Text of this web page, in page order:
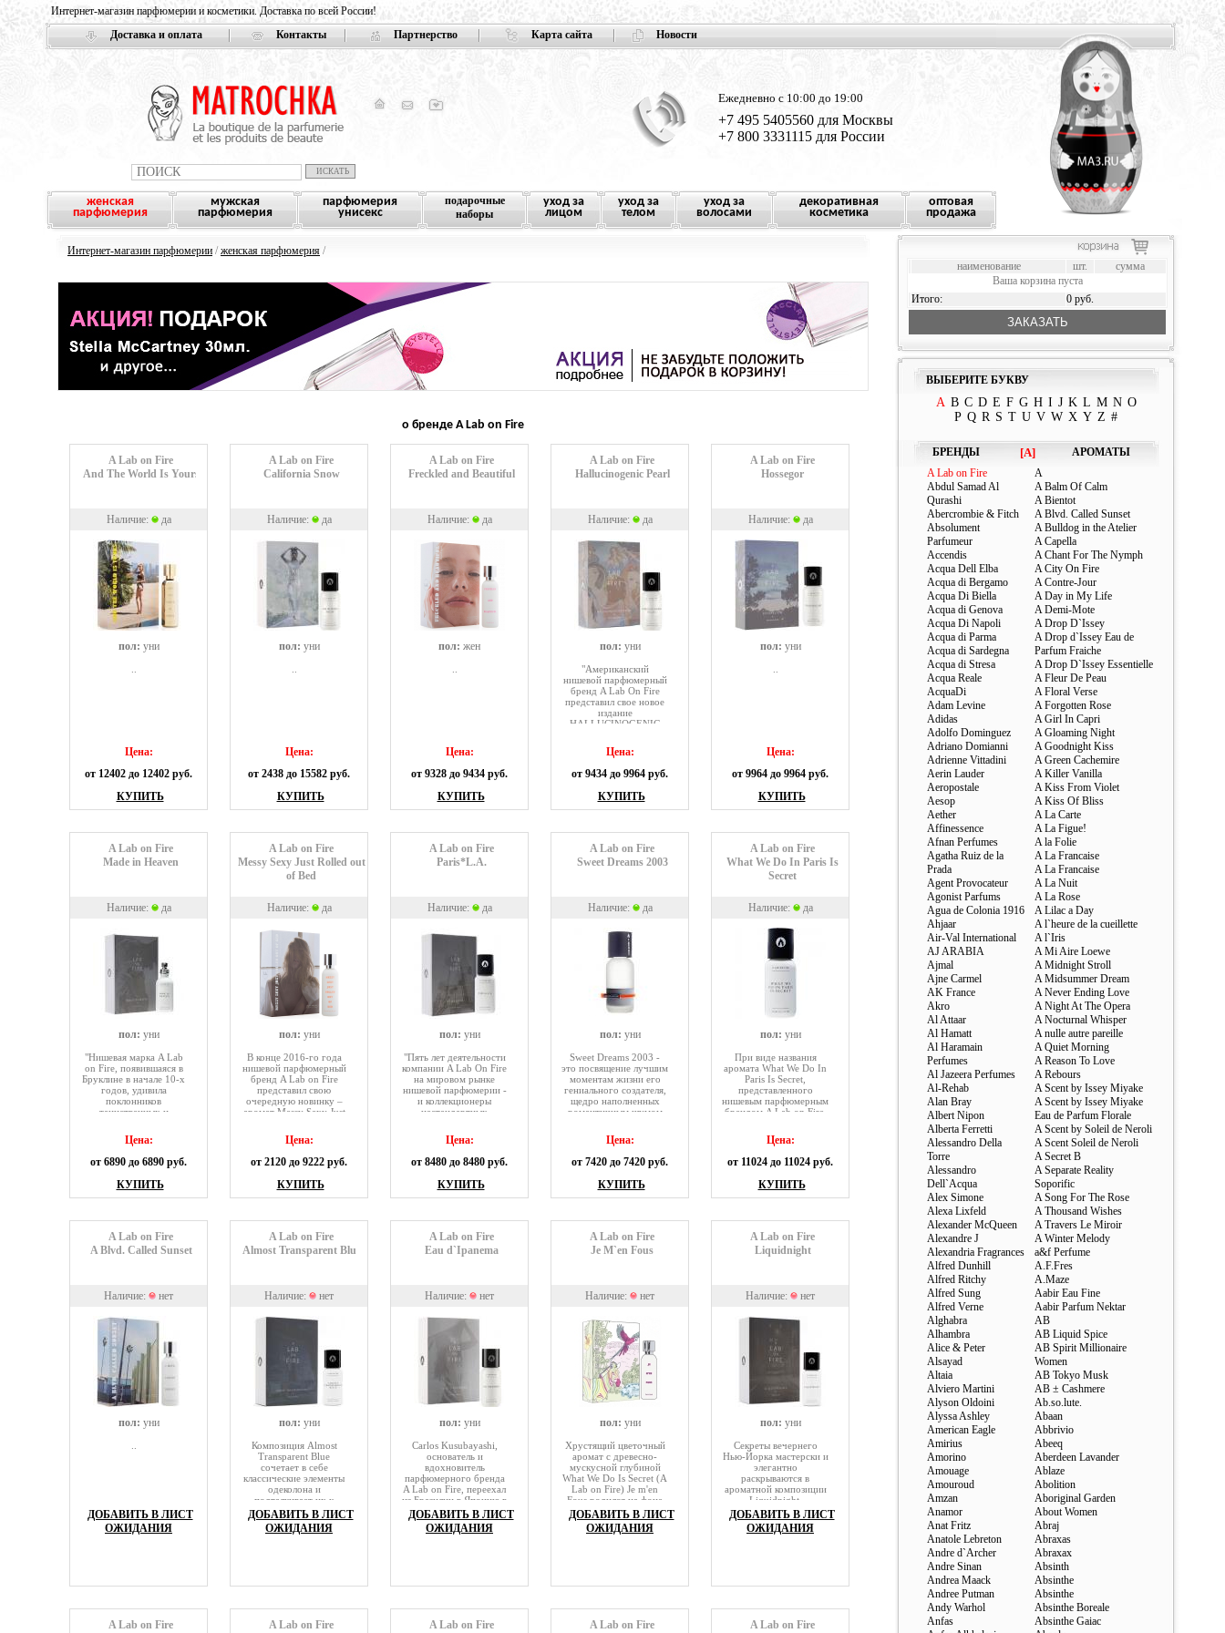
Интернет-магазин парфюмерии и косметики. Доставка по всей России!
Доставка и оплата
Контакты Партнерство Карта сайта Новости
Ежедневно с 10:00 до 19:00
+7 495 5405560 для Москвы
+7 800 3331115 для России
женская
парфюмерия
мужская
парфюмерия
парфюмерия
унисекс
подарочные
наборы
уход за
лицом
уход за
телом
уход за
волосами
декоративная
косметика
оптовая
продажа
Интернет-магазин парфюмерии /женская парфюмерия /
о бренде A Lab on Fire
A Lab on Fire
And The World Is Yours
Наличие: да
пол: уни
Цена:
от 12402 до 12402 руб.
КУПИТЬ
A Lab on Fire
California Snow
Наличие: да
пол: уни
Цена:
от 2438 до 15582 руб.
КУПИТЬ
A Lab on Fire
Freckled and Beautiful
Наличие: да
пол: жен
Цена:
от 9328 до 9434 руб.
КУПИТЬ
A Lab on Fire
Hallucinogenic Pearl
Наличие: да
пол: уни
"Американский
нишевой парфюмерный
бренд A Lab On Fire
представил свое новое
издание
HALLUCINOGENIC
на рынок в начале
2018-го года, этот
интригующий аромат
анонсирован как
винтажный,
навевающий яркие
ночах там, где время
практически
остановилось, о ночах,
проведенных в
разработана Emilie
Цена:
от 9434 до 9964 руб.
КУПИТЬ
A Lab on Fire
Hossegor
Наличие: да
пол: уни
Цена:
от 9964 до 9964 руб.
КУПИТЬ
A Lab on Fire
Made in Heaven
Наличие: да
пол: уни
"Нишевая марка A Lab
on Fire, появившаяся в
Бруклине в начале 10-х
годов, удивила
поклонников
таинственных и
парфюмов унисекс-
композицией Made in
Heaven. Флакон
парфюма - сама
индустриальный дизайн
и контрастирует с
легкости"" аромата, и в
то же время дополняет
ее за счет ""невинного""
белого цвета и гладкой
Цена:
от 6890 до 6890 руб.
КУПИТЬ
A Lab on Fire
Messy Sexy Just Rolled out
of Bed
Наличие: да
пол: уни
В конце 2016-го года
нишевой парфюмерный
бренд A Lab on Fire
представил свою
очередную новинку –
аромат Messy Sexy Just
Основатель и
вдохновитель бренда
Карлос Куцубаяши,
вдохновившись
Мэрилин Монро 1961-
го года, на которых
своей постели, пожелал
разработать такой
аромат, который смог
бы передать ощущение
Цена:
от 2120 до 9222 руб.
КУПИТЬ
A Lab on Fire
Paris*L.A.
Наличие: да
пол: уни
"Пять лет деятельности
компании A Lab On Fire
на мировом рынке
нишевой парфюмерии -
и коллекционеры
нестандартных
проникнуться новым
букетом Paris*L.A.
Цена:
от 8480 до 8480 руб.
КУПИТЬ
A Lab on Fire
Sweet Dreams 2003
Наличие: да
пол: уни
Sweet Dreams 2003 -
это посвящение лучшим
моментам жизни его
гениального создателя,
щедро наполненных
романтичным шумом
обволакивающим
теплом солнца,
пронзительным криком
чаек и чарующим
Средиземноморья. Все
эмоции, многогранные
воспоминания
неподражаемого
Тьерри в целости и
сохранности сберегает
Цена:
от 7420 до 7420 руб.
КУПИТЬ
A Lab on Fire
What We Do In Paris Is
Secret
Наличие: да
пол: уни
При виде названия
аромата What We Do In
Paris Is Secret,
представленного
нишевым парфюмерным
брендом A Lab on Fire,
некой эзотерической
композиции, способной
шокировать ваших
знакомых и коллег,
в умах случайных
прохожих. Но
далека от ожиданий.
Цена:
от 11024 до 11024 руб.
КУПИТЬ
A Lab on Fire
A Blvd. Called Sunset
Наличие: нет
пол: уни
ДОБАВИТЬ В ЛИСТ
ОЖИДАНИЯ
A Lab on Fire
Almost Transparent Blue
Наличие: нет
пол: уни
Композиция Almost
Transparent Blue
сочетает в себе
классические элементы
одеколона и
подталкивает их к
созданию
футуристического
городского цитруса с
прозрачны, а
остаются хрустящими и
искрящимися на
ДОБАВИТЬ В ЛИСТ
ОЖИДАНИЯ
A Lab on Fire
Eau d`Ipanema
Наличие: нет
пол: уни
Carlos Kusubayashi,
основатель и
вдохновитель
парфюмерного бренда
A Lab on Fire, переехал
из Бразилии в Японию в
раннем возрасте,
поэтому у него не было
особенных
отцом, сделанную на
де-Жанейро.
ДОБАВИТЬ В ЛИСТ
ОЖИДАНИЯ
A Lab on Fire
Je M`en Fous
Наличие: нет
пол: уни
Хрустящий цветочный
аромат с древесно-
мускусной глубиной
What We Do Is Secret (A
Lab on Fire) Je m'en
Fous родился на фоне
краткого путешествия в
Санта-Монику. Там, где
всё оживлённо светом
ДОБАВИТЬ В ЛИСТ
ОЖИДАНИЯ
A Lab on Fire
Liquidnight
Наличие: нет
пол: уни
Секреты вечернего
Нью-Йорка мастерски и
элегантно
раскрываются в
ароматной композиции
Liquidnight,
выпущенной нишевым
брендом Lab On Fire.
Спокойный и
на свет скрытые,
тайны.
ДОБАВИТЬ В ЛИСТ
ОЖИДАНИЯ
A Lab on Fire
A Lab on Fire
A Lab on Fire
A Lab on Fire
A Lab on Fire
наименование шт.
сумма
Ваша корзина пуста
Итого:
0 руб.
ЗАКАЗАТЬ
ВЫБЕРИТЕ БУКВУ
A B C D E F G H I J K L M N O
P Q R S T U V W X Y Z #
БРЕНДЫ [A]
АРОМАТЫ
A Lab on Fire
Abdul Samad Al
Qurashi
Abercrombie & Fitch
Absolument
Parfumeur
Accendis
Acqua Dell Elba
Acqua di Bergamo
Acqua Di Biella
Acqua di Genova
Acqua Di Napoli
Acqua di Parma
Acqua di Sardegna
Acqua di Stresa
Acqua Reale
AcquaDi
Adam Levine
Adidas
Adolfo Dominguez
Adriano Domianni
Adrienne Vittadini
Aerin Lauder
Aeropostale
Aesop
Aether
Affinessence
Afnan Perfumes
Agatha Ruiz de la
Prada
Agent Provocateur
Agonist Parfums
Agua de Colonia 1916
Ahjaar
Air-Val International
AJ ARABIA
Ajmal
Ajne Carmel
AK France
Akro
Al Attaar
Al Hamatt
Al Haramain
Perfumes
Al Jazeera Perfumes
Al-Rehab
Alan Bray
Albert Nipon
Alberta Ferretti
Alessandro Della
Torre
Alessandro
Dell`Acqua
Alex Simone
Alexa Lixfeld
Alexander McQueen
Alexandre J
Alexandria Fragrances
Alfred Dunhill
Alfred Ritchy
Alfred Sung
Alfred Verne
Alghabra
Alhambra
Alice & Peter
Alsayad
Altaia
Alviero Martini
Alyson Oldoini
Alyssa Ashley
American Eagle
Amirius
Amorino
Amouage
Amouroud
Amzan
Anamor
Anat Fritz
Anatole Lebreton
Andre d`Archer
Andre Sinan
Andrea Maack
Andree Putman
Andy Warhol
Anfas
A
A Balm Of Calm
A Bientot
A Blvd. Called Sunset
A Bulldog in the Atelier
A Capella
A Chant For The Nymph
A City On Fire
A Contre-Jour
A Day in My Life
A Demi-Mote
A Drop D`Issey
A Drop d`Issey Eau de
Parfum Fraiche
A Drop D`Issey Essentielle
A Fleur De Peau
A Floral Verse
A Forgotten Rose
A Girl In Capri
A Gloaming Night
A Goodnight Kiss
A Green Cachemire
A Killer Vanilla
A Kiss From Violet
A Kiss Of Bliss
A La Carte
A La Figue!
A la Folie
A La Francaise
A La Francaise
A La Nuit
A La Rose
A Lilac a Day
A l`heure de la cueillette
A l`Iris
A Mi Aire Loewe
A Midnight Stroll
A Midsummer Dream
A Never Ending Love
A Night At The Opera
A Nocturnal Whisper
A nulle autre pareille
A Quiet Morning
A Reason To Love
A Rebours
A Scent by Issey Miyake
A Scent by Issey Miyake
Eau de Parfum Florale
A Scent by Soleil de Neroli
A Scent Soleil de Neroli
A Secret B
A Separate Reality
Soporific
A Song For The Rose
A Thousand Wishes
A Travers Le Miroir
A Winter Melody
a&f Perfume
A.F.Fres
A.Maze
Aabir Eau Fine
Aabir Parfum Nektar
AB
AB Liquid Spice
AB Spirit Millionaire
Women
AB Tokyo Musk
AB ± Cashmere
Ab.so.lute.
Abaan
Abbrivio
Abeeq
Aberdeen Lavander
Ablaze
Abolition
Aboriginal Garden
About Women
Abraj
Abraxas
Abraxax
Absinth
Absinthe
Absinthe
Absinthe Boreale
Absinthe Gaiac